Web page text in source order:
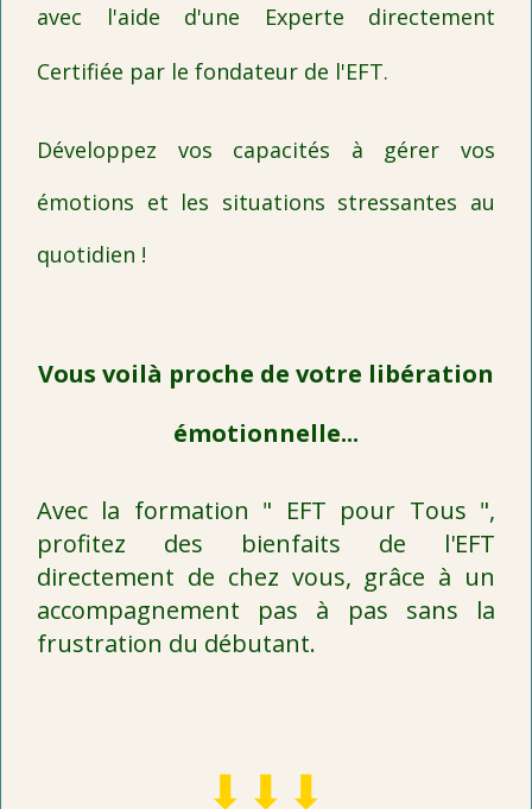
avec l'aide d'une Experte directement
Certifiée par le fondateur de l'EFT.
Développez vos capacités à gérer vos
émotions et les situations stressantes au
quotidien !
Vous voilà proche de votre libération
émotionnelle...
Avec la formation " EFT pour Tous ",
profitez des bienfaits de l'EFT
directement de chez vous, grâce à un
accompagnement pas à pas sans la
frustration du débutant.
⬇︎⬇︎⬇︎